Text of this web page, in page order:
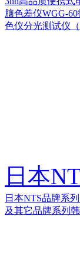
脑色差仪WGG-
色仪分光测试仪（
日本
日本NTS品牌系列
及其它品牌系列